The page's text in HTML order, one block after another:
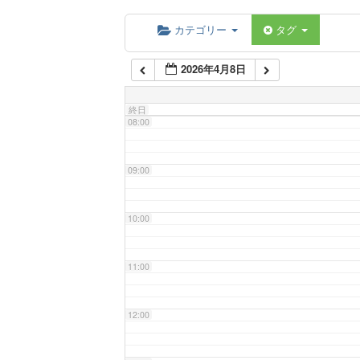
カテゴリー タグ
2026年4月8日
終日
07:00
08:00
09:00
10:00
11:00
12:00